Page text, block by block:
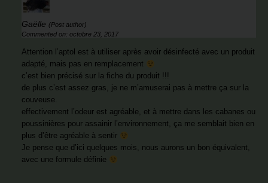
Gaëlle (Post author)
Commented on: octobre 23, 2017
Attention l’aptol est à utiliser après avoir désinfecté avec un produit
adapté, mais pas en remplacement
c’est bien précisé sur la fiche du produit !!!
de plus c’est assez gras, je ne m’amuserai pas à mettre ça sur la
couveuse.
effectivement l’odeur est agréable, et à mettre dans les cabanes ou
poussinières pour assainir l’environnement, ça me semblait bien en
plus d’être agréable à sentir
Je pense que d’ici quelques mois, nous aurons un bon équivalent,
avec une formule définie